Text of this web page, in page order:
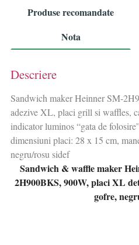
Produse recomandate
Nota
Descriere
Sandwich maker Heinner SM-
adezive XL, placi grill si waffles,
indicator luminos “gata de
dimensiuni placi: 28 x 15 cm,
negru/rosu sidef
Sandwich & waffle maker
2H900BKS, 900W, placi XL
gofre,